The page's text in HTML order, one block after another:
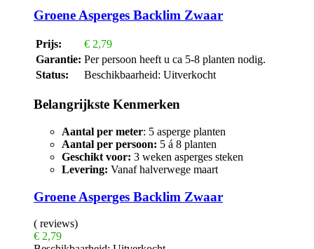
Groene Asperges Backlim Zwaar
Prijs: € 2,79
Garantie: Per persoon heeft u ca 5-8 planten nodig.
Status:
Beschikbaarheid: Uitverkocht
Belangrijkste Kenmerken
Aantal per meter: 5 asperge planten
Aantal per persoon: 5 á 8 planten
Geschikt voor: 3 weken asperges steken
Levering: Vanaf halverwege maart
Groene Asperges Backlim Zwaar
( reviews)
€ 2,79